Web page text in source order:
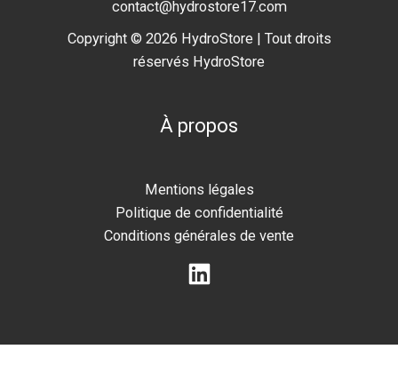
contact@hydrostore17.com
Copyright © 2026 HydroStore | Tout droits
réservés HydroStore
À propos
Mentions légales
Politique de confidentialité
Conditions générales de vente